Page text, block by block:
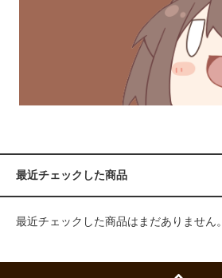
最近チェックした商品
最近チェックした商品はまだありません。